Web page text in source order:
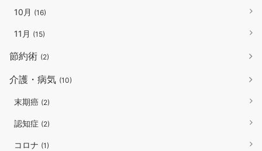
10月 (16)
11月 (15)
節約術 (2)
介護・病気 (10)
末期癌 (2)
認知症 (2)
コロナ (1)